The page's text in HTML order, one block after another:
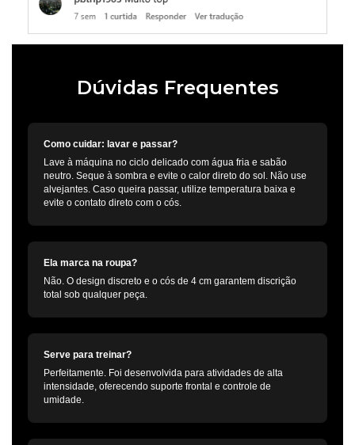
Dúvidas Frequentes
Como cuidar: lavar e passar?
Lave à máquina no ciclo delicado com água fria e sabão
neutro. Seque à sombra e evite o calor direto do sol. Não use
alvejantes. Caso queira passar, utilize temperatura baixa e
evite o contato direto com o cós.
Ela marca na roupa?
Não. O design discreto e o cós de 4 cm garantem discrição
total sob qualquer peça.
Serve para treinar?
Perfeitamente. Foi desenvolvida para atividades de alta
intensidade, oferecendo suporte frontal e controle de
umidade.